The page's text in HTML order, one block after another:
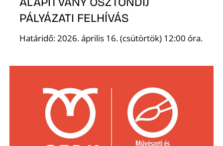
PÁLYÁZATI FELHÍVÁS
Határidő: 2026. április 16. (csütörtök) 12:00 óra.